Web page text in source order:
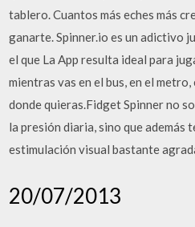
tablero. Cuantos más eches más
ganarte. Spinner.io es un adictivo
el que La App resulta ideal para
mientras vas en el bus, en el
donde quieras.Fidget Spinner no
la presión diaria, sino que además
estimulación visual bastante
20/07/2013